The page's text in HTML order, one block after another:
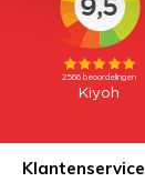
Klantenservice